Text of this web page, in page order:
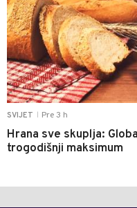
SVIJET Pre 3 h
Hrana sve skuplja:
trogodišnji maksimum